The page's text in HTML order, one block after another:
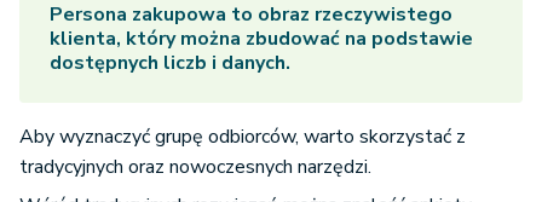
Persona zakupowa to obraz rzeczywistego
klienta, który można zbudować na podstawie
dostępnych liczb i danych.
Aby wyznaczyć grupę odbiorców, warto skorzystać z
tradycyjnych oraz nowoczesnych narzędzi.